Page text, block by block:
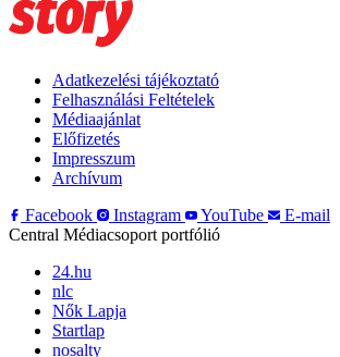
Adatkezelési tájékoztató
Felhasználási Feltételek
Médiaajánlat
Előfizetés
Impresszum
Archívum
Facebook
Instagram YouTube
E-mail
Central Médiacsoport portfólió
24.hu
nlc
Nők Lapja
Startlap
nosalty